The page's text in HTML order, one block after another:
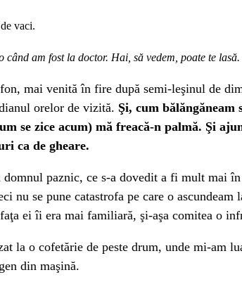
vaci.
am fost la doctor. Hai, să vedem, poate te lasă.
mai venită în fire după semi-leşinul de
orelor de vizită. Şi, cum bălăngăneam
se zice acum) mă freacă-n palmă. Şi
ca de gheare.
paznic, ce s-a dovedit a fi mult mai
se pune catastrofa pe care o ascundeam
ei îi era mai familiară, şi-aşa comitea o
la o cofetărie de peste drum, unde mi-am
din maşină.